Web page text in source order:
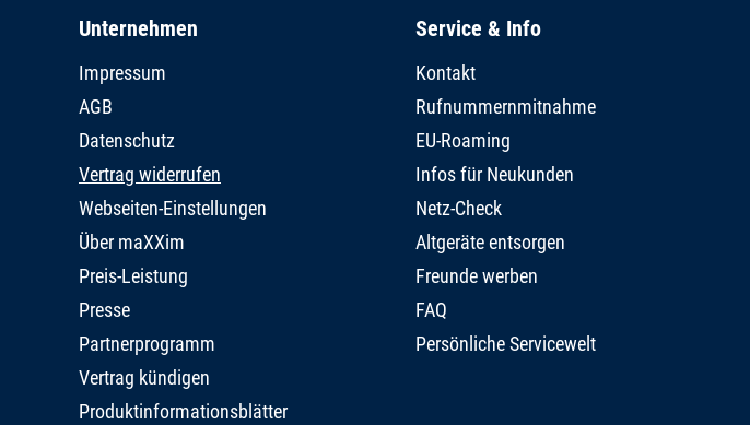
Unternehmen
Impressum
AGB
Datenschutz
Vertrag widerrufen
Webseiten-Einstellungen
Über maXXim
Preis-Leistung
Presse
Partnerprogramm
Vertrag kündigen
Produktinformationsblätter
Service & Info
Kontakt
Rufnummernmitnahme
EU-Roaming
Infos für Neukunden
Netz-Check
Altgeräte entsorgen
Freunde werben
FAQ
Persönliche Servicewelt